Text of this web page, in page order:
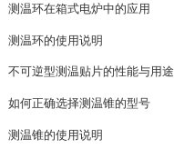
测温环在箱式电炉中的应用
测温环的使用说明
不可逆型测温贴片的性能与用途
如何正确选择测温锥的型号
测温锥的使用说明